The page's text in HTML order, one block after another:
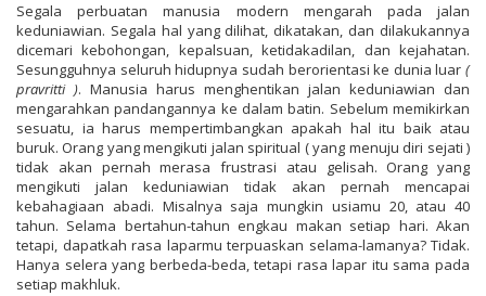
Segala perbuatan manusia modern mengarah pada jalan
keduniawian. Segala hal yang dilihat, dikatakan, dan dilakukannya
dicemari kebohongan, kepalsuan, ketidakadilan, dan kejahatan.
Sesungguhnya seluruh hidupnya sudah berorientasi ke dunia luar (
pravritti ). Manusia harus menghentikan jalan keduniawian dan
mengarahkan pandangannya ke dalam batin. Sebelum memikirkan
sesuatu, ia harus mempertimbangkan apakah hal itu baik atau
buruk. Orang yang mengikuti jalan spiritual ( yang menuju diri sejati )
tidak akan pernah merasa frustrasi atau gelisah. Orang yang
mengikuti jalan keduniawian tidak akan pernah mencapai
kebahagiaan abadi. Misalnya saja mungkin usiamu 20, atau 40
tahun. Selama bertahun-tahun engkau makan setiap hari. Akan
tetapi, dapatkah rasa laparmu terpuaskan selama-lamanya? Tidak.
Hanya selera yang berbeda-beda, tetapi rasa lapar itu sama pada
setiap makhluk.